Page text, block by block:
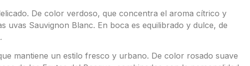
De color verdoso, que concentra el aroma cítrico y
uvas Sauvignon Blanc. En boca es equilibrado y dulce, de
mantiene un estilo fresco y urbano. De color rosado suave